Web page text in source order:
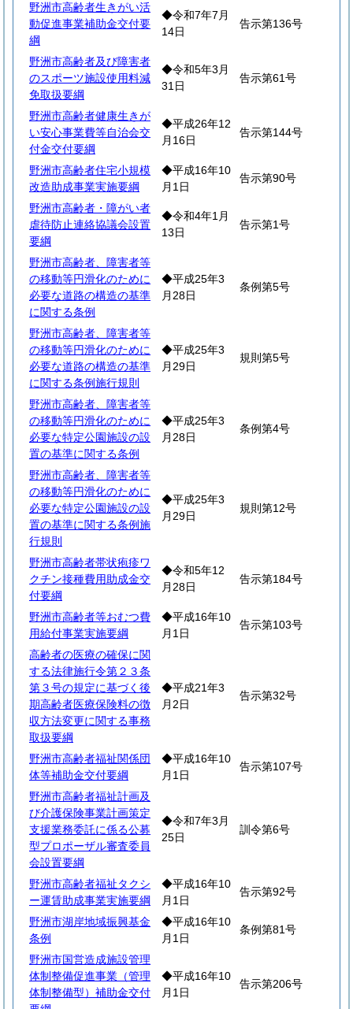
野洲市高齢者生きがい活
動促進事業補助金交付要
綱
◆令和7年7月
14日
告示第136号
野洲市高齢者及び障害者
のスポーツ施設使用料減
免取扱要綱
◆令和5年3月
31日
告示第61号
野洲市高齢者健康生きが
い安心事業費等自治会交
付金交付要綱
◆平成26年12
月16日
告示第144号
野洲市高齢者住宅小規模
改造助成事業実施要綱
◆平成16年10
月1日
告示第90号
野洲市高齢者・障がい者
虐待防止連絡協議会設置
要綱
◆令和4年1月
13日
告示第1号
野洲市高齢者、障害者等
の移動等円滑化のために
必要な道路の構造の基準
に関する条例
◆平成25年3
月28日
条例第5号
野洲市高齢者、障害者等
の移動等円滑化のために
必要な道路の構造の基準
に関する条例施行規則
◆平成25年3
月29日
規則第5号
野洲市高齢者、障害者等
の移動等円滑化のために
必要な特定公園施設の設
置の基準に関する条例
◆平成25年3
月28日
条例第4号
野洲市高齢者、障害者等
の移動等円滑化のために
必要な特定公園施設の設
置の基準に関する条例施
行規則
◆平成25年3
月29日
規則第12号
野洲市高齢者帯状疱疹ワ
クチン接種費用助成金交
付要綱
◆令和5年12
月28日
告示第184号
野洲市高齢者等おむつ費
用給付事業実施要綱
◆平成16年10
月1日
告示第103号
高齢者の医療の確保に関
する法律施行令第２３条
第３号の規定に基づく後
期高齢者医療保険料の徴
収方法変更に関する事務
取扱要綱
◆平成21年3
月2日
告示第32号
野洲市高齢者福祉関係団
体等補助金交付要綱
◆平成16年10
月1日
告示第107号
野洲市高齢者福祉計画及
び介護保険事業計画策定
支援業務委託に係る公募
型プロポーザル審査委員
会設置要綱
◆令和7年3月
25日
訓令第6号
野洲市高齢者福祉タクシ
ー運賃助成事業実施要綱
◆平成16年10
月1日
告示第92号
野洲市湖岸地域振興基金
条例
◆平成16年10
月1日
条例第81号
野洲市国営造成施設管理
体制整備促進事業（管理
体制整備型）補助金交付
◆平成16年10
月1日
告示第206号